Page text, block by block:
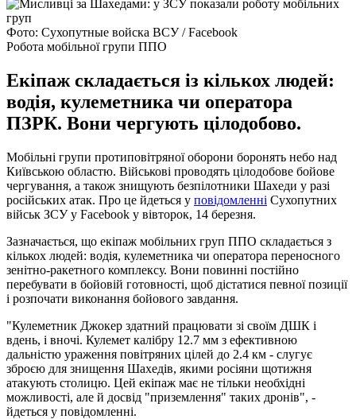
Фото: Сухопутные войска ВСУ / Facebook
Робота мобільної групи ППО
Екіпаж складається із кількох людей:
водія, кулеметника чи оператора
ПЗРК. Вони чергують цілодобово.
Мобільні групи протиповітряної оборони боронять небо над
Київською областю. Військові проводять цілодобове бойове
чергування, а також знищують безпілотники Шахеди у разі
російських атак. Про це йдеться у повідомленні Сухопутних
військ ЗСУ у Facebook у вівторок, 14 березня.
Зазначається, що екіпаж мобільних груп ППО складається з
кількох людей: водія, кулеметника чи оператора переносного
зенітно-ракетного комплексу. Вони повинні постійно
перебувати в бойовій готовності, щоб дістатися певної позиції
і розпочати виконання бойового завдання.
"Кулеметник Джокер здатний працювати зі своїм ДШК і
вдень, і вночі. Кулемет калібру 12.7 мм з ефективною
дальністю ураження повітряних цілей до 2.4 км - слугує
зброєю для знищення Шахедів, якими росіяни щотижня
атакують столицю. Цей екіпаж має не тільки необхідні
можливості, але й досвід "приземлення" таких дронів", -
йдеться у повідомленні.